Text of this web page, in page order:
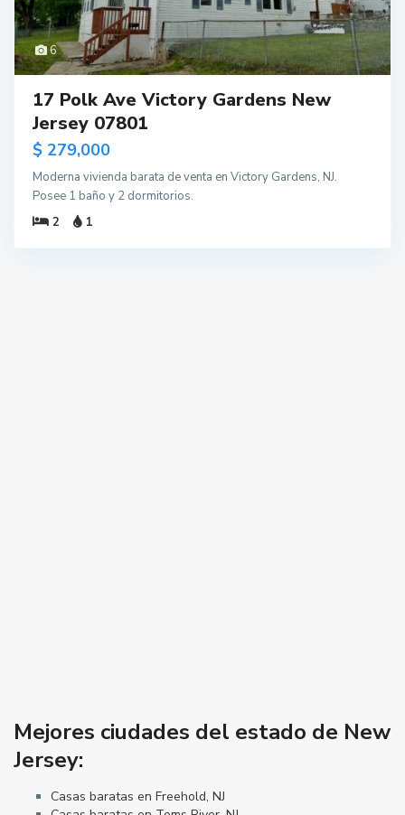
6
17 Polk Ave Victory Gardens New
Jersey 07801
$ 279,000
Moderna vivienda barata de venta en Victory Gardens, NJ.
Posee 1 baño y 2 dormitorios.
2
1
Mejores ciudades del estado de New
Jersey:
Casas baratas en Freehold, NJ